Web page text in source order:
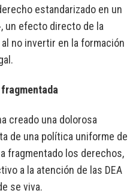
estandarizado en un
un efecto directo de la
no invertir en la formación
creado una dolorosa
de una política uniforme de
fragmentado los derechos,
a la atención de las DEA
se viva.